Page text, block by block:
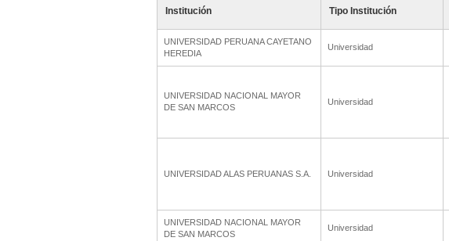
Institución Tipo Institución
UNIVERSIDAD PERUANA CAYETANO
HEREDIA
Universidad
UNIVERSIDAD NACIONAL MAYOR
DE SAN MARCOS
Universidad
UNIVERSIDAD ALAS PERUANAS S.A. Universidad
UNIVERSIDAD NACIONAL MAYOR
DE SAN MARCOS
Universidad